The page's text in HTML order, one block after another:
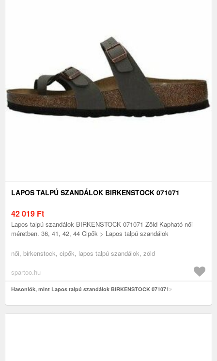
LAPOS TALPÚ SZANDÁLOK BIRKENSTOCK 071071
42 019 Ft
Lapos talpú szandálok BIRKENSTOCK 071071 Zöld Kapható női
méretben. 36, 41, 42, 44 Cipők > Lapos talpú szandálok
női, birkenstock, cipők, lapos talpú szandálok, zöld
spartoo.hu
Hasonlók, mint Lapos talpú szandálok BIRKENSTOCK 071071